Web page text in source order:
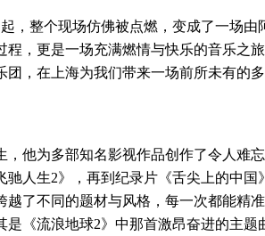
整个现场仿佛被点燃，变成了一场由
，更是一场充满燃情与快乐的音乐之
团，在上海为我们带来一场前所未有的
为多部知名影视作品创作了令人难忘
人生2》，再到纪录片《舌尖上的中国
了不同的题材与风格，每一次都能精
《流浪地球2》中那首激昂奋进的主题